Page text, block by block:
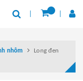
nhôm
Long đen